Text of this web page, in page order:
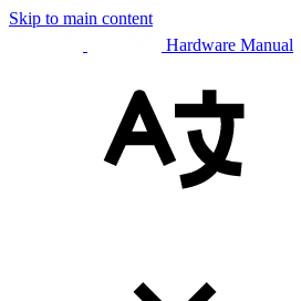
Skip to main content
Hardware Manual